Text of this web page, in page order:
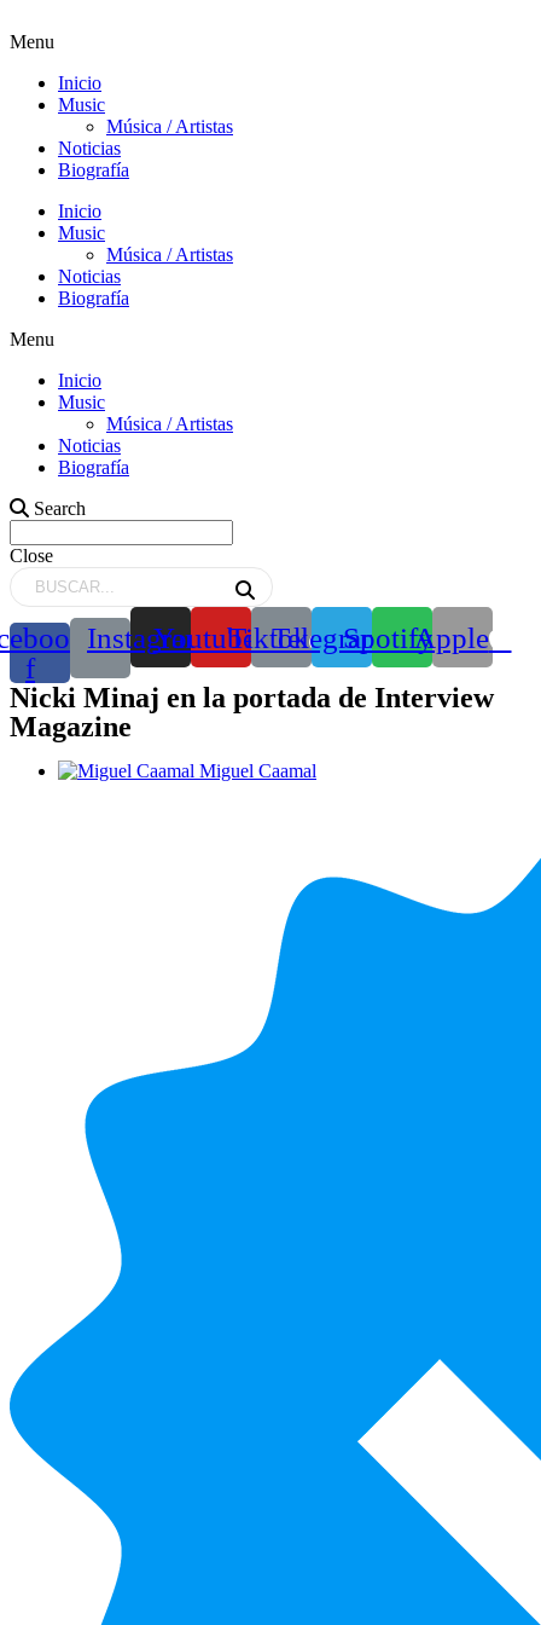
Menu
Inicio
Music
Música / Artistas
Noticias
Biografía
Inicio
Music
Música / Artistas
Noticias
Biografía
Menu
Inicio
Music
Música / Artistas
Noticias
Biografía
Search
Close
f
Instagram
YoutubeTiktokTelegramSpotifyApple
Nicki Minaj en la portada de Interview
Magazine
Miguel Caamal